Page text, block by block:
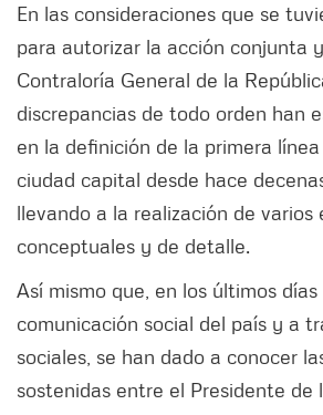
En las consideraciones que se
para autorizar la acción conjunta
Contraloría General de la
discrepancias de todo orden han
en la definición de la primera
ciudad capital desde hace
llevando a la realización de varios
conceptuales y de detalle.
Así mismo que, en los últimos
comunicación social del país y a
sociales, se han dado a conocer
sostenidas entre el Presidente de